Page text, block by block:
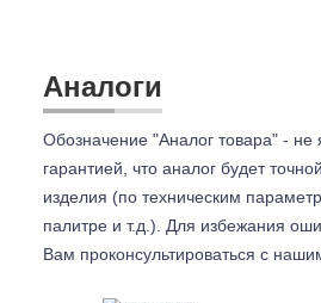
Аналоги
Обозначение "Аналог товара" - не
гарантией, что аналог будет
изделия (по техническим
палитре и т.д.). Для избежания
Вам проконсультироваться с